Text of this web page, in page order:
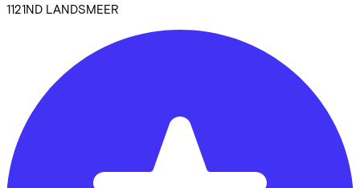
1121ND LANDSMEER